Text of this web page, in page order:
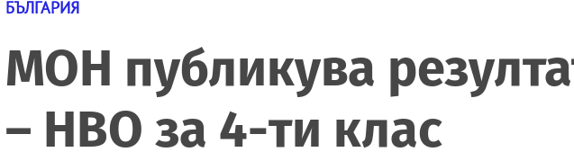
БЪЛГАРИЯ
МОН публикува
– НВО за 4-ти клас